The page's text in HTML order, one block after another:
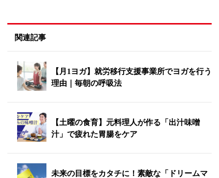
関連記事
【月1ヨガ】就労移行支援事業所でヨガを行う
理由｜毎朝の呼吸法
【土曜の食育】元料理人が作る「出汁味噌
汁」で疲れた胃腸をケア
未来の目標をカタチに！素敵な「ドリームマ